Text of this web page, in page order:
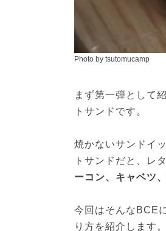
Photo by tsutomucamp
まず第一弾として
トサンドです。
焼かないサンドイ
トサンドだと、レ
ーコン、キャベツ
今回はそんなBCE
り方を紹介します。